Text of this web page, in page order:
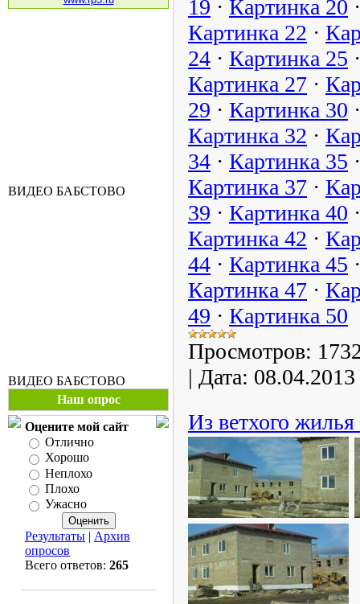
ВИДЕО БАБСТОВО
ВИДЕО БАБСТОВО
Наш опрос
Оцените мой сайт
Отлично
Хорошо
Неплохо
Плохо
Ужасно
Результаты | Архив
опросов
Всего ответов: 265
19 · Картинка 20
Картинка 22 ·
24 · Картинка 25
Картинка 27 ·
29 · Картинка 30
Картинка 32 ·
34 · Картинка 35
Картинка 37 ·
39 · Картинка 40
Картинка 42 ·
44 · Картинка 45
Картинка 47 ·
49 · Картинка 50
Просмотров:
| Дата: 08.04.2013
Из ветхого